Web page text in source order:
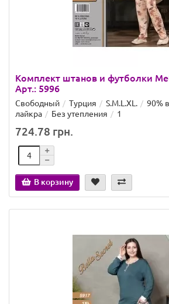
Комплект штанов и футболки
Арт.: 5996
Свободный Турция S.M.L.XL.
90%
лайкра
Без утепления 1
724.78 грн.
В корзину